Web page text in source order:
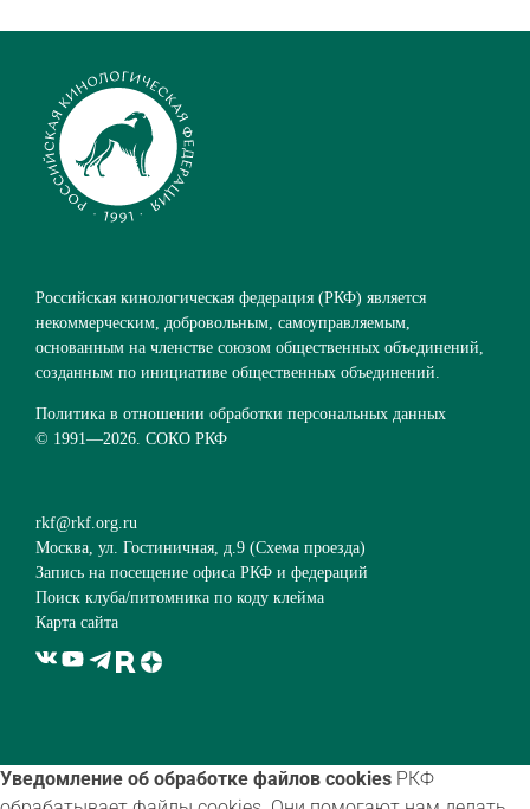
Российская кинологическая федерация (РКФ) является
некоммерческим, добровольным, самоуправляемым,
основанным на членстве союзом общественных объединений,
созданным по инициативе общественных объединений.
Политика в отношении обработки персональных данных
© 1991—2026. СОКО РКФ
rkf@rkf.org.ru
Москва, ул. Гостиничная, д.9 (Схема проезда)
Запись на посещение офиса РКФ и федераций
Поиск клуба/питомника по коду клейма
Карта сайта
Уведомление об обработке файлов cookies РКФ